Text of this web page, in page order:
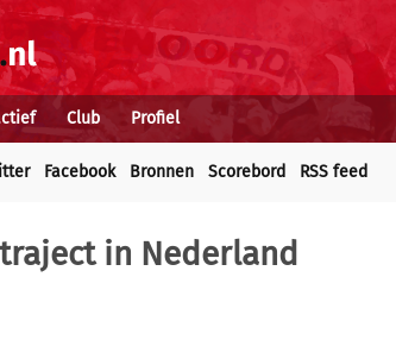
Club Profiel
Facebook Bronnen Scorebord RSS feed
in Nederland